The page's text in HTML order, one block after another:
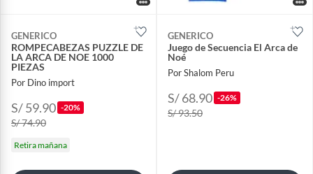
GENERICO
ROMPECABEZAS PUZZLE DE
LA ARCA DE NOE 1000
PIEZAS
Por Dino import
S/ 59.90 -20%
S/ 74.90
Retira mañana
GENERICO
Juego de Secuencia El Arca de
Noé
Por Shalom Peru
S/ 68.90 -26%
S/ 93.50